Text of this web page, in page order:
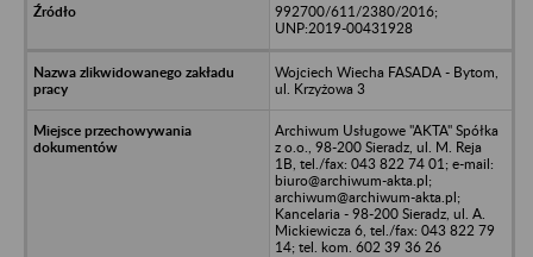
992700/611/2380/2016;
UNP:2019-00431928
Wojciech Wiecha FASADA - Bytom,
ul. Krzyżowa 3
Archiwum Usługowe "AKTA" Spółka
z o.o., 98-200 Sieradz, ul. M. Reja
1B, tel./fax: 043 822 74 01; e-mail:
biuro@archiwum-akta.pl;
archiwum@archiwum-akta.pl;
Kancelaria - 98-200 Sieradz, ul. A.
Mickiewicza 6, tel./fax: 043 822 79
14; tel. kom. 602 39 36 26